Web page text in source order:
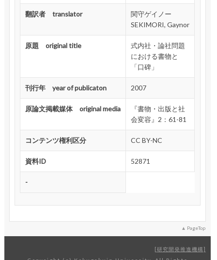
翻訳者 translator
関守ゲイノー
SEKIMORI, Gaynor
原題 original title
式内社・論社問題
における書物と
「口碑」
刊行年 year of publicaton 2007
原論文掲載媒体 original media
『書物・出版と社
会変容』2：61-81
コンテンツ権利区分 CC BY-NC
資料ID 52871
-
PageTop
研究開発推進機構